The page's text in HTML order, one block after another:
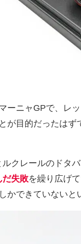
ーニャGPで、レ
が目的だったは
クレールのドタ
だ失敗を繰り広げ
かできていないと